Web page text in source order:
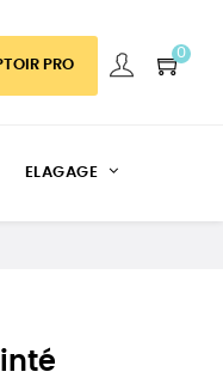
PRO
0
ELAGAGE